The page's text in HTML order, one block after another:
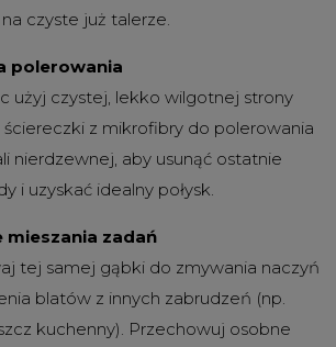
czyste już talerze.
polerowania
użyj czystej, lekko wilgotnej strony
ściereczki z mikrofibry do polerowania
nierdzewnej, aby usunąć ostatnie
i uzyskać idealny połysk.
mieszania zadań
tej samej gąbki do zmywania naczyń
blatów z innych zabrudzeń (np.
kuchenny). Przechowuj osobne